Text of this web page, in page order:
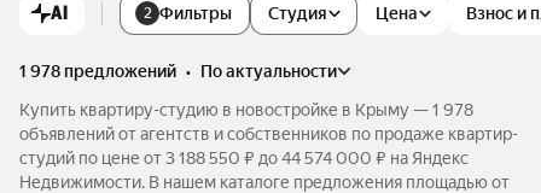
AI 2 Фильтры Цена Взнос и
Студия
1 978 предложений •
по актуальности
Купить квартиру-студию в новостройке в Крыму — 1 978
объявлений от агентств и собственников по продаже квартир-
студий по цене от 3 188 550 ₽ до 44 574 000 ₽ на Яндекс
Недвижимости. В нашем каталоге предложения площадью от